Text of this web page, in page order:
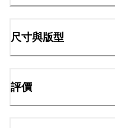
尺寸與版型
評價